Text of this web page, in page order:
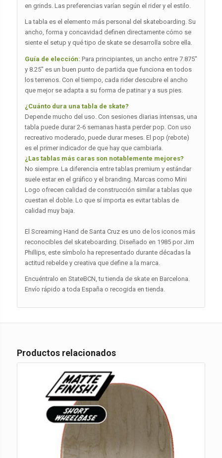
en grinds. Las preferencias varían según el rider y el estilo.
La tabla es el elemento más personal del skateboarding. Su
ancho, forma y concavidad definen directamente cómo se
siente el setup y qué tipo de skate se desarrolla sobre ella.
Guía de elección: Para principiantes, un ancho entre 7.875″
y 8.25″ es un buen punto de partida que funciona en todos
los terrenos. Con el tiempo, cada rider descubre el ancho
que mejor se adapta a su forma de patinar y a sus pies.
¿Cuánto dura una tabla de skate?
Depende mucho del uso. Con sesiones diarias intensas, una
tabla puede durar 2-6 semanas hasta perder pop. Con uso
recreativo moderado, puede durar meses. El pop (rebote)
es el primer indicador de que hay que cambiarla.
¿Las tablas más caras son notablemente mejores?
No siempre. La diferencia entre tablas premium y estándar
suele estar en el gráfico y el branding. Marcas como Mini
Logo ofrecen calidad de construcción similar a tablas que
cuestan el doble. Lo que sí importa es evitar tablas de
calidad muy baja.
El Screaming Hand de Santa Cruz es uno de los iconos más
reconocibles del skateboarding. Diseñado en 1985 por Jim
Phillips, este símbolo ha representado durante décadas la
actitud rebelde y creativa que define a la marca.
Encuéntralo en StateBCN, tu tienda de skate en Barcelona.
Envío rápido a toda España o recogida en tienda.
Productos relacionados